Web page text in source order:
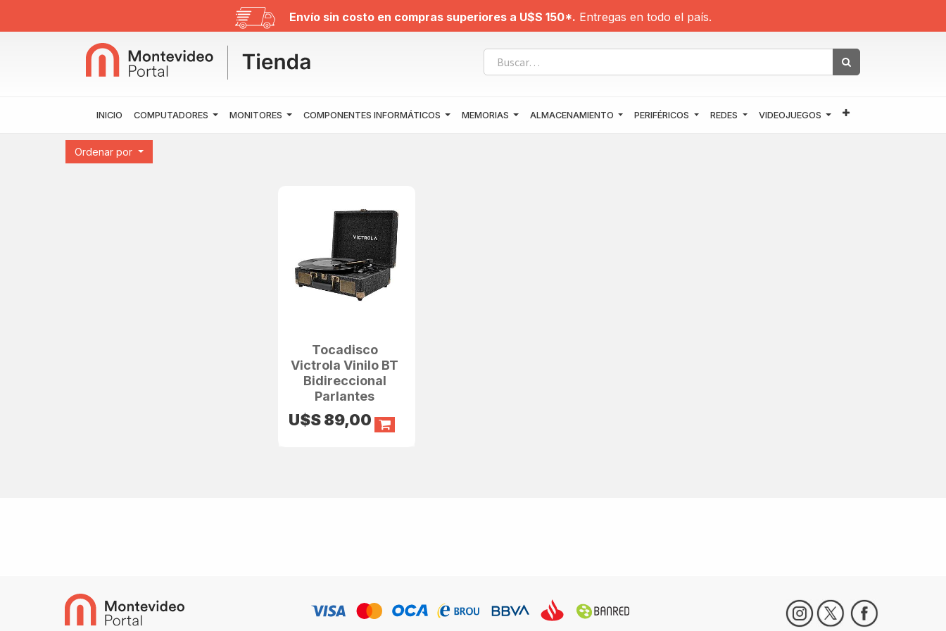
Envío sin costo en compras superiores a U$S 150*. Entregas en todo el país.
INICIO COMPUTADORES MONITORES COMPONENTES INFORMÁTICOS MEMORIAS ALMACENAMIENTO PERIFÉRICOS REDES VIDEOJUEGOS
Ordenar por
Tocadisco
Victrola Vinilo BT
Bidireccional
Parlantes
U$S89,00